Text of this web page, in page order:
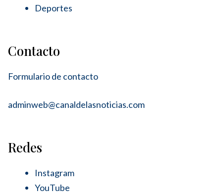
Deportes
Contacto
Formulario de contacto
adminweb@canaldelasnoticias.com
Redes
Instagram
YouTube